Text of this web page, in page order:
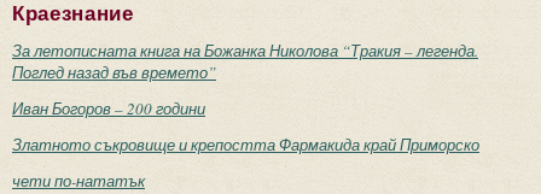
Краезнание
За летописната книга на Божанка Николова “Тракия – легенда.
Поглед назад във времето”
Иван Богоров – 200 години
Златното съкровище и крепостта Фармакида край Приморско
чети по-нататък